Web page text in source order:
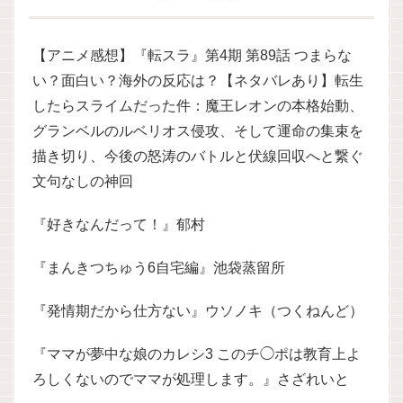
【アニメ感想】『転スラ』第4期 第89話 つまらな
い？面白い？海外の反応は？【ネタバレあり】転生
したらスライムだった件：魔王レオンの本格始動、
グランベルのルベリオス侵攻、そして運命の集束を
描き切り、今後の怒涛のバトルと伏線回収へと繋ぐ
文句なしの神回
『好きなんだって！』郁村
『まんきつちゅう6自宅編』池袋蒸留所
『発情期だから仕方ない』ウソノキ（つくねんど）
『ママが夢中な娘のカレシ3 このチ◯ポは教育上よ
ろしくないのでママが処理します。』さざれいと